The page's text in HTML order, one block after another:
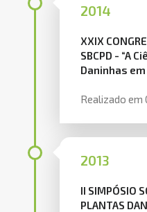
2014
XXIX
SBCPD - “A
Daninhas
Realizado em
2013
II SIMPÓSIO
PLANTAS